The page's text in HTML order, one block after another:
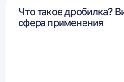
Что такое дробилка?
сфера применения